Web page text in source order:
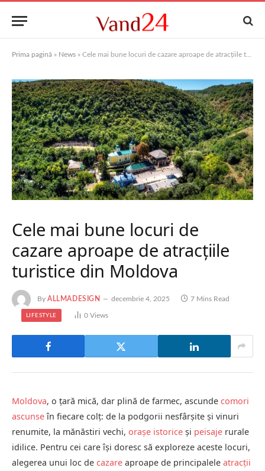
Prima pagină » News » Cele mai bune locuri de cazare aproape de atracțiile turistice din Moldova
Cele mai bune locuri de
cazare aproape de atracțiile
turistice din Moldova
By ALLMADESIGN decembrie 4, 2025 7 Mins Read
LIFESTYLE 0 Views
Moldova, o țară mică, dar plină de farmec, ascunde comori
ascunseîn fiecare colț: de la podgorii nesfârșite și vinuri
renumite, la mănăstiri vechi, orașe istorice și peisaje rurale
idilice. Pentru cei care își doresc să exploreze aceste locuri,
alegerea unui loc de cazare aproape de principalele atracții